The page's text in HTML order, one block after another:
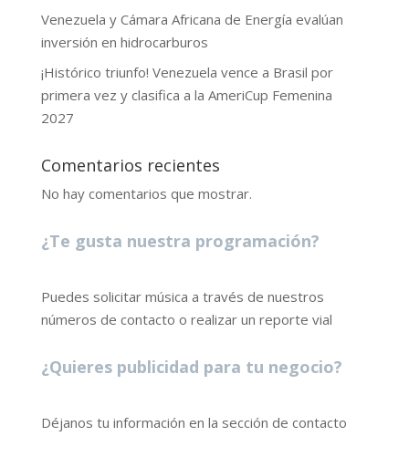
Venezuela y Cámara Africana de Energía evalúan
inversión en hidrocarburos
¡Histórico triunfo! Venezuela vence a Brasil por
primera vez y clasifica a la AmeriCup Femenina
2027
Comentarios recientes
No hay comentarios que mostrar.
¿Te gusta nuestra programación?
Puedes solicitar música a través de nuestros
números de contacto o realizar un reporte vial
¿Quieres publicidad para tu negocio?
Déjanos tu información en la sección de contacto